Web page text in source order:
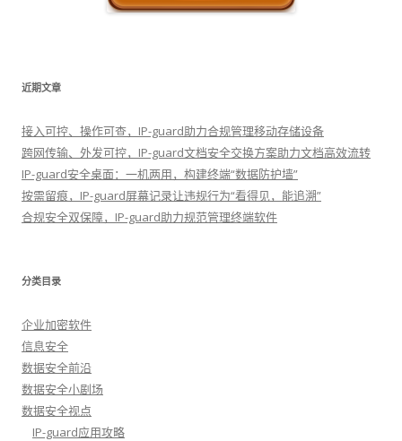
近期文章
接入可控、操作可查，IP-guard助力合规管理移动存储设备
跨网传输、外发可控，IP-guard文档安全交换方案助力文档高效流转
IP-guard安全桌面：一机两用，构建终端“数据防护墙”
按需留痕，IP-guard屏幕记录让违规行为“看得见，能追溯”
合规安全双保障，IP-guard助力规范管理终端软件
分类目录
企业加密软件
信息安全
数据安全前沿
数据安全小剧场
数据安全视点
IP-guard应用攻略